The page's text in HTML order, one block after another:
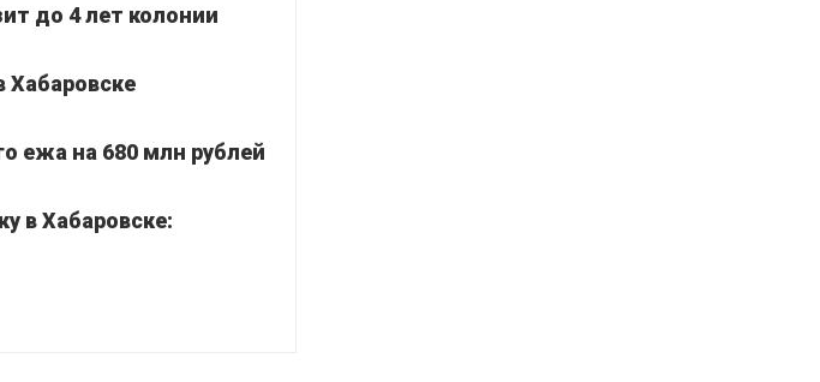
до 4 лет колонии
Хабаровске
ежа на 680 млн рублей
в Хабаровске: